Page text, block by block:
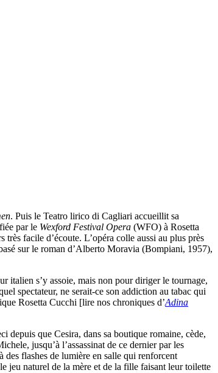
. Puis le Teatro lirico di Cagliari accueillit sa
par le Wexford Festival Opera (WFO) à Rosetta
facile d’écoute. L’opéra colle aussi au plus près
sur le roman d’Alberto Moravia (Bompiani, 1957),
italien s’y assoie, mais non pour diriger le tournage,
spectateur, ne serait-ce son addiction au tabac qui
Rosetta Cucchi [lire nos chroniques d’Adina
depuis que Cesira, dans sa boutique romaine, cède,
jusqu’à l’assassinat de ce dernier par les
des flashes de lumière en salle qui renforcent
jeu naturel de la mère et de la fille faisant leur toilette